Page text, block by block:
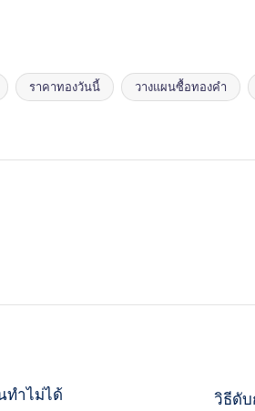
ราคาทองวันนี้ วางแผนซื้อทองคำ
ทำไม่ได้ วิธีดั